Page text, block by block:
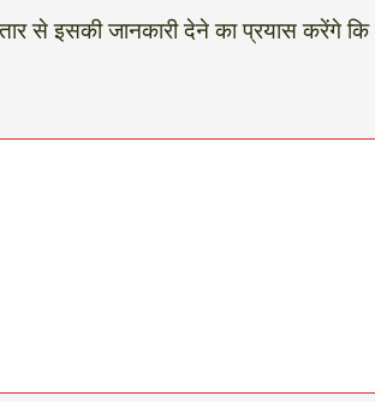
से इसकी जानकारी देने का प्रयास करेंगे